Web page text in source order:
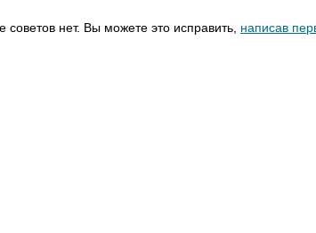
нет. Вы можете это исправить, написав